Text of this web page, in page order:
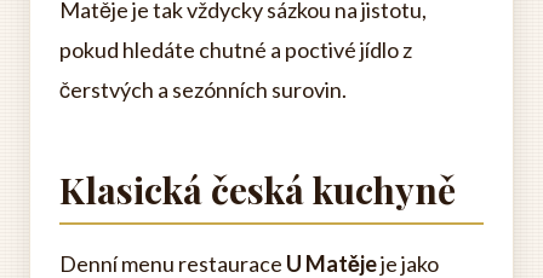
Matěje je tak vždycky sázkou na jistotu,
pokud hledáte chutné a poctivé jídlo z
čerstvých a sezónních surovin.
Klasická česká kuchyně
Denní menu restaurace U Matějeje jako